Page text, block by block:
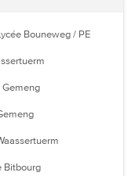
Bouneweg / PE
Gemeng
Bitbourg